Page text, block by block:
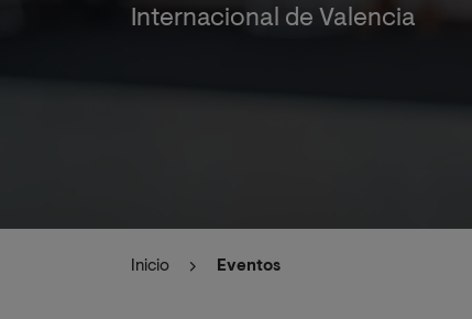
Internacional de Valencia
Inicio Eventos